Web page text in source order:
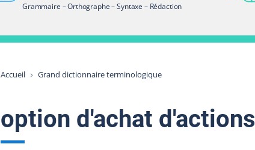
Grammaire – Orthographe – Syntaxe – Rédaction
Restreindre aux termes
Accueil Grand dictionnaire terminologique
option d'achat d'actions